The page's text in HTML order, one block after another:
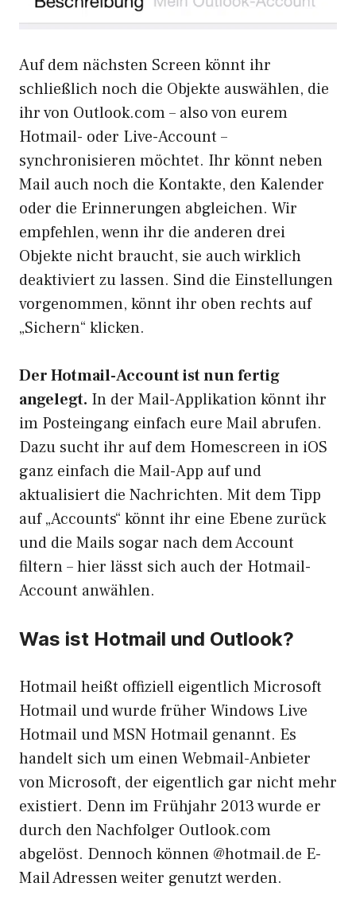
Auf dem nächsten Screen könnt ihr
schließlich noch die Objekte auswählen, die
ihr von Outlook.com – also von eurem
Hotmail- oder Live-Account –
synchronisieren möchtet. Ihr könnt neben
Mail auch noch die Kontakte, den Kalender
oder die Erinnerungen abgleichen. Wir
empfehlen, wenn ihr die anderen drei
Objekte nicht braucht, sie auch wirklich
deaktiviert zu lassen. Sind die Einstellungen
vorgenommen, könnt ihr oben rechts auf
„Sichern“ klicken.
Der Hotmail-Account ist nun fertig
angelegt. In der Mail-Applikation könnt ihr
im Posteingang einfach eure Mail abrufen.
Dazu sucht ihr auf dem Homescreen in iOS
ganz einfach die Mail-App auf und
aktualisiert die Nachrichten. Mit dem Tipp
auf „Accounts“ könnt ihr eine Ebene zurück
und die Mails sogar nach dem Account
filtern – hier lässt sich auch der Hotmail-
Account anwählen.
Was ist Hotmail und Outlook?
Hotmail heißt offiziell eigentlich Microsoft
Hotmail und wurde früher Windows Live
Hotmail und MSN Hotmail genannt. Es
handelt sich um einen Webmail-Anbieter
von Microsoft, der eigentlich gar nicht mehr
existiert. Denn im Frühjahr 2013 wurde er
durch den Nachfolger Outlook.com
abgelöst. Dennoch können @hotmail.de E-
Mail Adressen weiter genutzt werden.